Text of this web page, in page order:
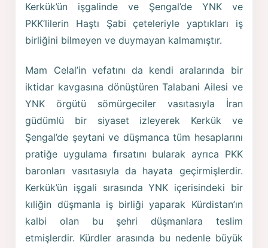
Kerkük’ün işgalinde ve Şengal’de YNK ve
PKK’lilerin Haştı Şabi çeteleriyle yaptıkları iş
birliğini bilmeyen ve duymayan kalmamıştır.
Mam Celal’in vefatını da kendi aralarında bir
iktidar kavgasına dönüştüren Talabani Ailesi ve
YNK örgütü sömürgeciler vasıtasıyla İran
güdümlü bir siyaset izleyerek Kerkük ve
Şengal’de şeytani ve düşmanca tüm hesaplarını
pratiğe uygulama fırsatını bularak ayrıca PKK
baronları vasıtasıyla da hayata geçirmişlerdir.
Kerkük’ün işgali sırasında YNK içerisindeki bir
kıliğin düşmanla iş birliği yaparak Kürdistan’ın
kalbi olan bu şehri düşmanlara teslim
etmişlerdir. Kürdler arasında bu nedenle büyük